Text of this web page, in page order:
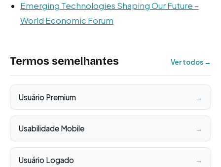
Emerging Technologies Shaping Our Future –
World Economic Forum
Termos semelhantes Ver todos →
Usuário Premium →
Usabilidade Mobile →
Usuário Logado →